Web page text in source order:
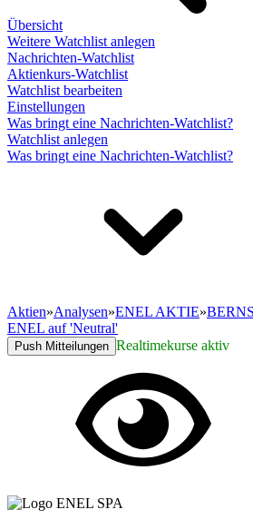
Übersicht
Weitere Watchlist anlegen
Nachrichten-Watchlist
Aktienkurs-Watchlist
Watchlist bearbeiten
Einstellungen
Was bringt eine Nachrichten-Watchlist?
Watchlist anlegen
Was bringt eine Nachrichten-Watchlist?
Aktien»Analysen»ENEL AKTIE»
ENEL auf 'Neutral'
Push Mitteilungen Realtimekurse aktiv